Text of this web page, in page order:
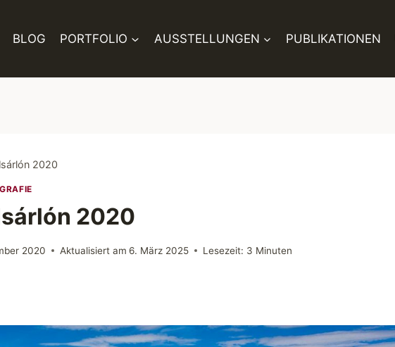
BLOG PORTFOLIO AUSSTELLUNGEN PUBLIKATIONEN
2020
2020
2020 Aktualisiert am 6. März 2025 Lesezeit: 3 Minuten